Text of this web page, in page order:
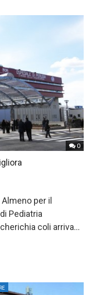
0
Almeno per il
Pediatria
coli arrivano